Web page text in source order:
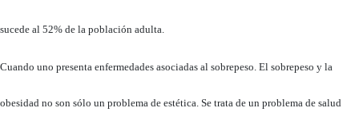
sucede al 52% de la población adulta.
Cuando uno presenta enfermedades asociadas al sobrepeso. El sobrepeso y la
obesidad no son sólo un problema de estética. Se trata de un problema de salud